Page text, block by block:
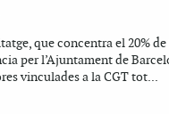
que concentra el 20%
per l’Ajuntament de
vinculades a la CGT tot...